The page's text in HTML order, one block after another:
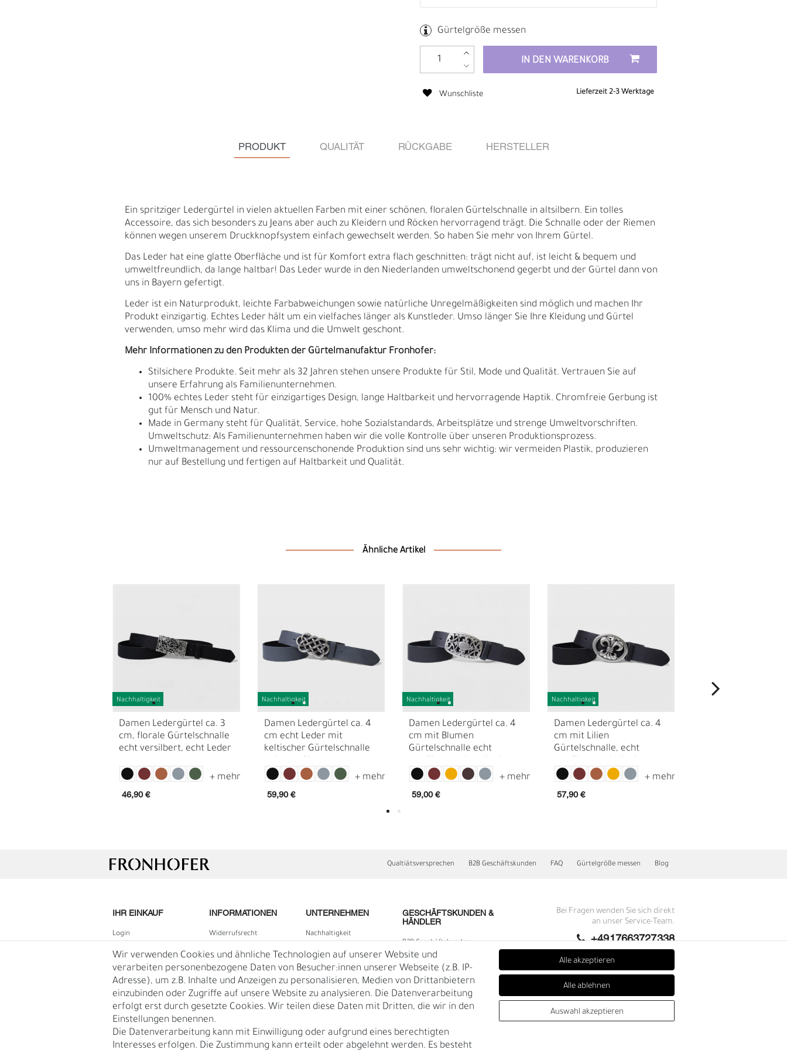
Ü
S
E
Ä
N
D
I
N
O
E
N
E
Gürtelgröße messen
IN DEN WARENKORB
Wunschliste Lieferzeit 2-3 Werktage
PRODUKT QUALITÄT RÜCKGABE HERSTELLER
Ein spritziger Ledergürtel in vielen aktuellen Farben mit einer schönen, floralen Gürtelschnalle in altsilbern. Ein tolles
Accessoire, das sich besonders zu Jeans aber auch zu Kleidern und Röcken hervorragend trägt. Die Schnalle oder der Riemen
können wegen unserem Druckknopfsystem einfach gewechselt werden. So haben Sie mehr von Ihrem Gürtel.
Das Leder hat eine glatte Oberfläche und ist für Komfort extra flach geschnitten: trägt nicht auf, ist leicht & bequem und
umweltfreundlich, da lange haltbar! Das Leder wurde in den Niederlanden umweltschonend gegerbt und der Gürtel dann von
uns in Bayern gefertigt.
Leder ist ein Naturprodukt, leichte Farbabweichungen sowie natürliche Unregelmäßigkeiten sind möglich und machen Ihr
Produkt einzigartig. Echtes Leder hält um ein vielfaches länger als Kunstleder. Umso länger Sie Ihre Kleidung und Gürtel
verwenden, umso mehr wird das Klima und die Umwelt geschont.
Mehr Informationen zu den Produkten der Gürtelmanufaktur Fronhofer:
Stilsichere Produkte. Seit mehr als 32 Jahren stehen unsere Produkte für Stil, Mode und Qualität. Vertrauen Sie auf
unsere Erfahrung als Familienunternehmen.
100% echtes Leder steht für einzigartiges Design, lange Haltbarkeit und hervorragende Haptik. Chromfreie Gerbung ist
gut für Mensch und Natur.
Made in Germany steht für Qualität, Service, hohe Sozialstandards, Arbeitsplätze und strenge Umweltvorschriften.
Umweltschutz: Als Familienunternehmen haben wir die volle Kontrolle über unseren Produktionsprozess.
Umweltmanagement und ressourcenschonende Produktion sind uns sehr wichtig: wir vermeiden Plastik, produzieren
nur auf Bestellung und fertigen auf Haltbarkeit und Qualität.
Ähnliche Artikel
Nachhaltigkeit
Damen Ledergürtel ca. 3
cm, florale Gürtelschnalle
echt versilbert, echt Leder
46,90 €
Nachhaltigkeit
Damen Ledergürtel ca. 4
cm echt Leder mit
keltischer Gürtelschnalle
59,90 €
Nachhaltigkeit
Damen Ledergürtel ca. 4
cm mit Blumen
Gürtelschnalle echt
59,00 €
Nachhaltigkeit
Damen Ledergürtel ca. 4
cm mit Lilien
Gürtelschnalle, echt
57,90 €
Qualtiätsversprechen B2B Geschäftskunden FAQ Gürtelgröße messen Blog
IHR EINKAUF
Login
B2B Login
Registrieren
Wunschliste
Warenkorb
Kasse
INFORMATIONEN
Widerrufs­recht
Impressum
Daten­schutz­erklärung
AGB
Blog
Vertrag
widerrufen
UNTERNEHMEN
Nachhaltigkeit
Kontakt
Über uns
Rückgabe
Gürtelgröße messen
GESCHÄFTSKUNDEN &
HÄNDLER
B2B Geschäftskunden
Bei Fragen wenden Sie sich direkt
an unser Service-Team.
+4917663727338
Montag - Freitag, 09:00 - 14:00
info@fronhofer.com
Gürtelmanufaktur Fronhofer,
93053 Regensburg, Nelkenweg 3b
Wir verwenden Cookies und ähnliche Technologien auf unserer Website und
verarbeiten personenbezogene Daten von Besucher:innen unserer Webseite (z.B. IP-
Adresse), um z.B. Inhalte und Anzeigen zu personalisieren, Medien von Drittanbietern
einzubinden oder Zugriffe auf unsere Website zu analysieren. Die Datenverarbeitung
erfolgt erst durch gesetzte Cookies. Wir teilen diese Daten mit Dritten, die wir in den
Einstellungen benennen.
Die Datenverarbeitung kann mit Einwilligung oder aufgrund eines berechtigten
Interesses erfolgen. Die Zustimmung kann erteilt oder abgelehnt werden. Es besteht
Alle akzeptieren
Alle ablehnen
Auswahl akzeptieren